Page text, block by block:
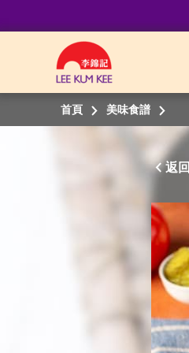
首頁 美味食譜
返回